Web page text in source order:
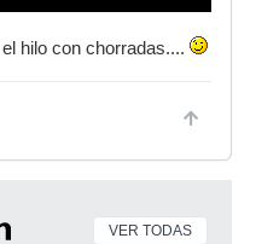
hilo con chorradas....
VER TODAS